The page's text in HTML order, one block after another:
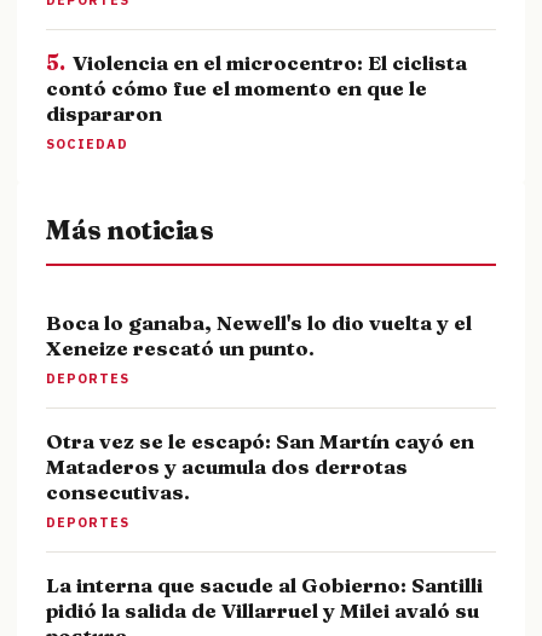
5. Violencia en el microcentro: El ciclista
contó cómo fue el momento en que le
dispararon
SOCIEDAD
Más noticias
Boca lo ganaba, Newell's lo dio vuelta y el
Xeneize rescató un punto.
DEPORTES
Otra vez se le escapó: San Martín cayó en
Mataderos y acumula dos derrotas
consecutivas.
DEPORTES
La interna que sacude al Gobierno: Santilli
pidió la salida de Villarruel y Milei avaló su